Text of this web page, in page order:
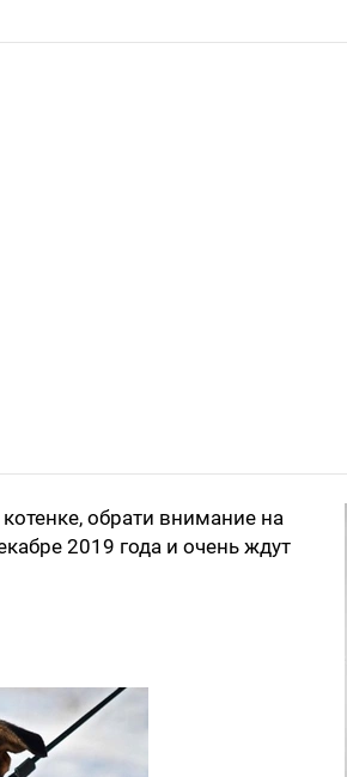
обрати внимание на
2019 года и очень ждут